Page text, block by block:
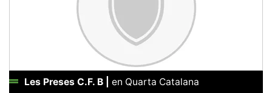
Les Preses C.F. B en Quarta Catalana